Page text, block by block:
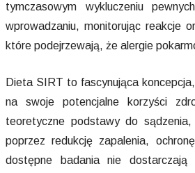
tymczasowym wykluczeniu
wprowadzaniu, monitorując reakcje
które podejrzewają, że alergie
Dieta SIRT to fascynująca
na swoje potencjalne korzyści
teoretyczne podstawy do
poprzez redukcję zapalenia,
dostępne badania nie